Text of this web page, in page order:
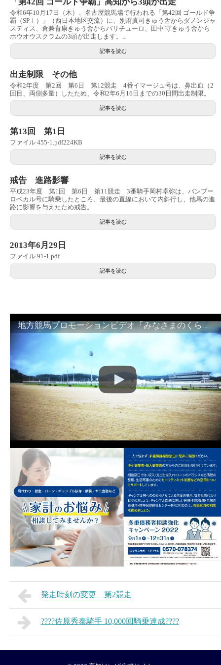
令和6年10月17日（木）、名古屋競馬場で行われる「第42回 ゴールド争
覇（SPⅠ）」（西日本地区交流）に、別府真司きゅう舎からダノンジャ
スティス、倉兼育康きゅう舎からバリチューロ、田中 守きゅう舎から
ホウオウスクラムの3頭が出走します。...
記事を読む
出走制限 その他
令和2年度 第2回 第6日 第12競走 4番イマージュ号は、鼻出血（2
回目、両側多量）したため、令和2年6月16日までの30日間出走制限。
記事を読む
第13回 第1日
ファイル 455-1.pdf224KB
記事を読む
戒告 進路影響
平成23年度 第1回 第6日 第11競走 3番騎手岡村卓弥は、バンブー
ロベカル号に騎乗したところ、最後の直線において内斜行し、他馬の進
路に影響を与えたため戒告。
記事を読む
2013年6月29日
ファイル 91-1.pdf
記事を読む
地方競馬プロモーションビデオ「みなさまのくらしのために」30秒篇｜NAR公式
発走時刻の変更 第2競走
????佐原秀泰騎手 10,000回騎乗達成????